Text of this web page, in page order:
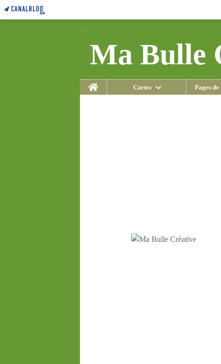
Ma Bulle
Home
Cartes